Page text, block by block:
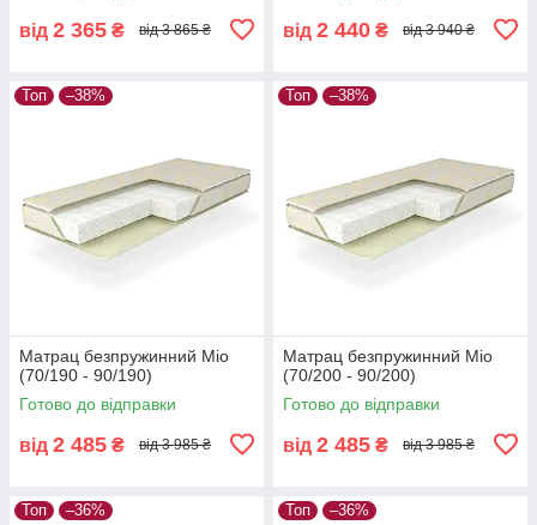
від 2 365 ₴ від 3 865 ₴ від 2 440 ₴ від 3 940 ₴
Топ –38%
Матрац безпружинний Міо
(70/190 - 90/190)
Готово до відправки
від 2 485 ₴ від 3 985 ₴
Топ –38%
Матрац безпружинний Міо
(70/200 - 90/200)
Готово до відправки
від 2 485 ₴ від 3 985 ₴
Топ –36% Топ –36%